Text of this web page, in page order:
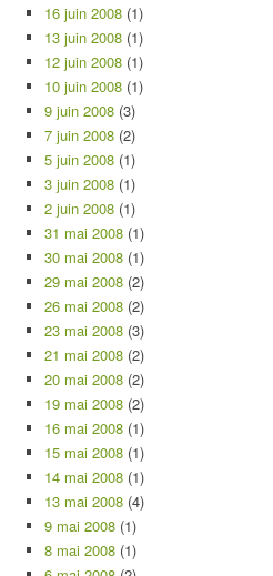
16 juin 2008 (1)
13 juin 2008 (1)
12 juin 2008 (1)
10 juin 2008 (1)
9 juin 2008 (3)
7 juin 2008 (2)
5 juin 2008 (1)
3 juin 2008 (1)
2 juin 2008 (1)
31 mai 2008 (1)
30 mai 2008 (1)
29 mai 2008 (2)
26 mai 2008 (2)
23 mai 2008 (3)
21 mai 2008 (2)
20 mai 2008 (2)
19 mai 2008 (2)
16 mai 2008 (1)
15 mai 2008 (1)
14 mai 2008 (1)
13 mai 2008 (4)
9 mai 2008 (1)
8 mai 2008 (1)